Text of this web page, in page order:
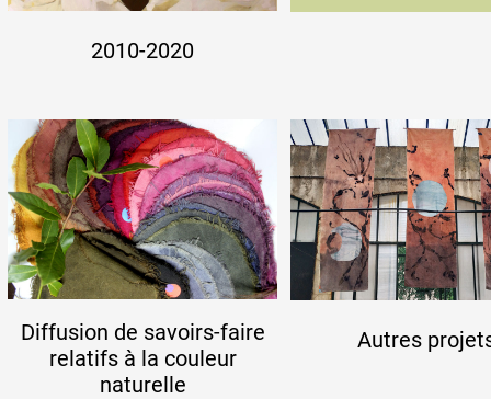
Réseau
Artistes
De A à Z
2010-2020
Diffusion de savoirs-faire
relatifs à la couleur
naturelle
Autres